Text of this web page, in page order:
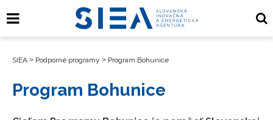
SIEA > Podporné programy > Program Bohunice
Program Bohunice